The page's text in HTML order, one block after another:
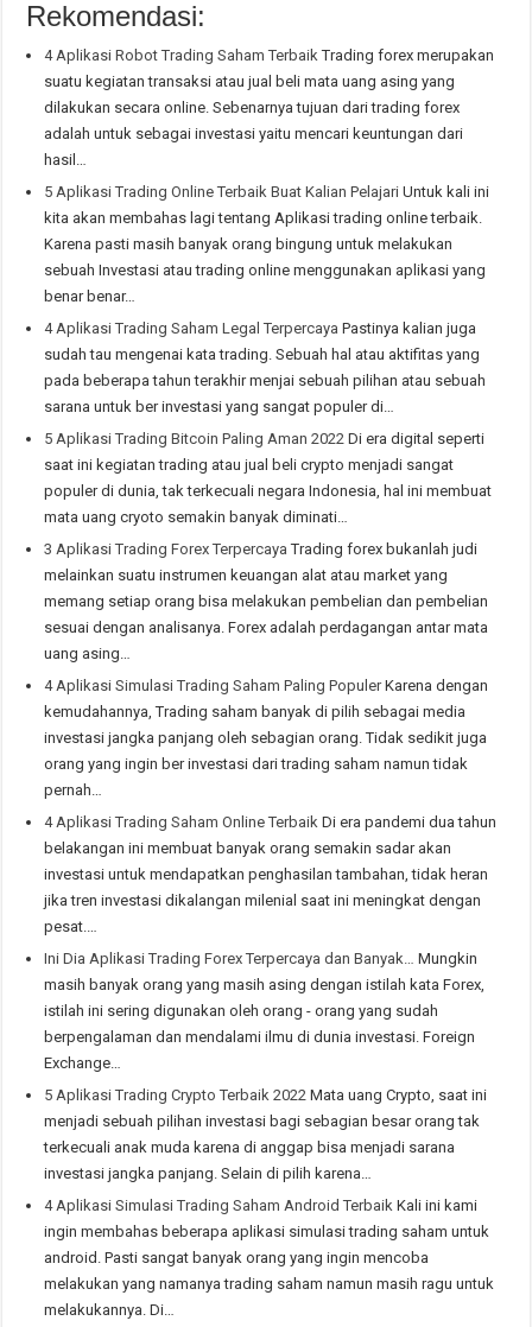
Rekomendasi:
4 Aplikasi Robot Trading Saham Terbaik Trading forex merupakan
suatu kegiatan transaksi atau jual beli mata uang asing yang
dilakukan secara online. Sebenarnya tujuan dari trading forex
adalah untuk sebagai investasi yaitu mencari keuntungan dari
hasil…
5 Aplikasi Trading Online Terbaik Buat Kalian Pelajari Untuk kali ini
kita akan membahas lagi tentang Aplikasi trading online terbaik.
Karena pasti masih banyak orang bingung untuk melakukan
sebuah Investasi atau trading online menggunakan aplikasi yang
benar benar…
4 Aplikasi Trading Saham Legal Terpercaya Pastinya kalian juga
sudah tau mengenai kata trading. Sebuah hal atau aktifitas yang
pada beberapa tahun terakhir menjai sebuah pilihan atau sebuah
sarana untuk ber investasi yang sangat populer di…
5 Aplikasi Trading Bitcoin Paling Aman 2022 Di era digital seperti
saat ini kegiatan trading atau jual beli crypto menjadi sangat
populer di dunia, tak terkecuali negara Indonesia, hal ini membuat
mata uang cryoto semakin banyak diminati…
3 Aplikasi Trading Forex Terpercaya Trading forex bukanlah judi
melainkan suatu instrumen keuangan alat atau market yang
memang setiap orang bisa melakukan pembelian dan pembelian
sesuai dengan analisanya. Forex adalah perdagangan antar mata
uang asing…
4 Aplikasi Simulasi Trading Saham Paling PopulerKarena dengan
kemudahannya, Trading saham banyak di pilih sebagai media
investasi jangka panjang oleh sebagian orang. Tidak sedikit juga
orang yang ingin ber investasi dari trading saham namun tidak
pernah…
4 Aplikasi Trading Saham Online Terbaik Di era pandemi dua tahun
belakangan ini membuat banyak orang semakin sadar akan
investasi untuk mendapatkan penghasilan tambahan, tidak heran
jika tren investasi dikalangan milenial saat ini meningkat dengan
pesat.…
Ini Dia Aplikasi Trading Forex Terpercaya dan Banyak…
Mungkin
masih banyak orang yang masih asing dengan istilah kata Forex,
istilah ini sering digunakan oleh orang - orang yang sudah
berpengalaman dan mendalami ilmu di dunia investasi. Foreign
Exchange…
5 Aplikasi Trading Crypto Terbaik 2022 Mata uang Crypto, saat ini
menjadi sebuah pilihan investasi bagi sebagian besar orang tak
terkecuali anak muda karena di anggap bisa menjadi sarana
investasi jangka panjang. Selain di pilih karena…
4 Aplikasi Simulasi Trading Saham Android Terbaik Kali ini kami
ingin membahas beberapa aplikasi simulasi trading saham untuk
android. Pasti sangat banyak orang yang ingin mencoba
melakukan yang namanya trading saham namun masih ragu untuk
melakukannya. Di…